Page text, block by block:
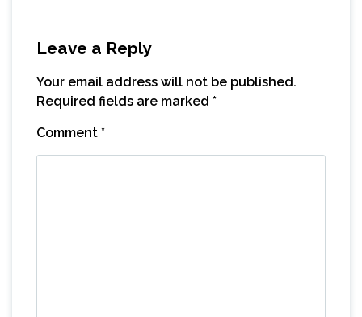
Leave a Reply
Your email address will not be published.
Required fields are marked *
Comment *